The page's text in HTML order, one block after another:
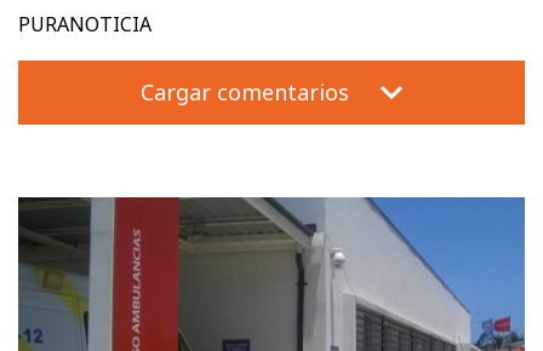
PURANOTICIA
Cargar comentarios